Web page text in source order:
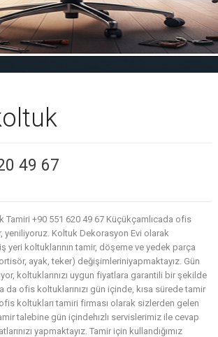
49 67
Tamiri +90 551 620 49 67 Küçükçamlıcada ofis
yeniliyoruz. Koltuk Dekorasyon Evi olarak
yeri koltuklarının tamir, döşeme ve yedek parça
ayak, teker) değişimleriniyapmaktayız. Gün
koltuklarınızı uygun fiyatlara garantili bir şekilde
da ofis koltuklarınızı gün içinde, kısa sürede tamir
koltukları tamiri firması olarak sizlerden gelen
talebine gün içindehızlı servislerimiz ile cevap
yapmaktayız. Tamir için kullandığımız